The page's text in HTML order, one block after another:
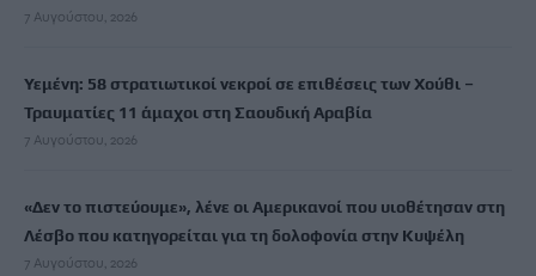
7 Αυγούστου, 2026
Υεμένη: 58 στρατιωτικοί νεκροί σε επιθέσεις των Χούθι –
Τραυματίες 11 άμαχοι στη Σαουδική Αραβία
7 Αυγούστου, 2026
«Δεν το πιστεύουμε», λένε οι Αμερικανοί που υιοθέτησαν στη
Λέσβο που κατηγορείται για τη δολοφονία στην Κυψέλη
7 Αυγούστου, 2026